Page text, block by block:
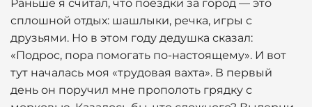
Раньше я считал, что поездки за город — это
сплошной отдых: шашлыки, речка, игры с
друзьями. Но в этом году дедушка сказал:
«Подрос, пора помогать по-настоящему». И вот
тут началась моя «трудовая вахта». В первый
день он поручил мне прополоть грядку с